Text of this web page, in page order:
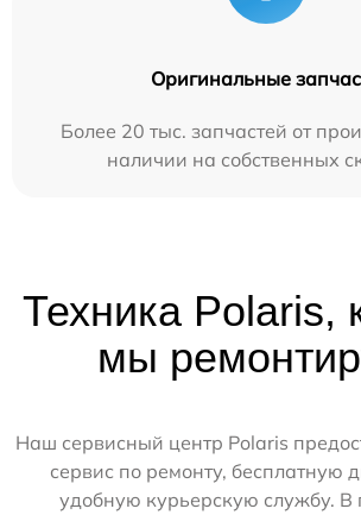
Оригинальные
Более 20 тыс. запчастей от
наличии на собственных
Техника Polaris,
мы
Наш сервисный центр Polaris
сервис по ремонту, бесплатную
удобную курьерскую службу. В